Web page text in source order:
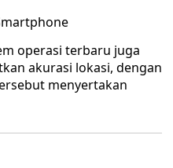
operasi terbaru juga
akurasi lokasi, dengan
menyertakan